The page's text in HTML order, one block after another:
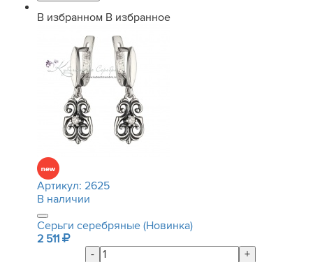
В избранном В избранное
Артикул: 2625
В наличии
Серьги серебряные (Новинка)
2 511
-
+